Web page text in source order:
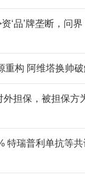
‘品’牌垄断，问
重构 阿维塔换帅
外担保，被担保方
特瑞普利单抗等